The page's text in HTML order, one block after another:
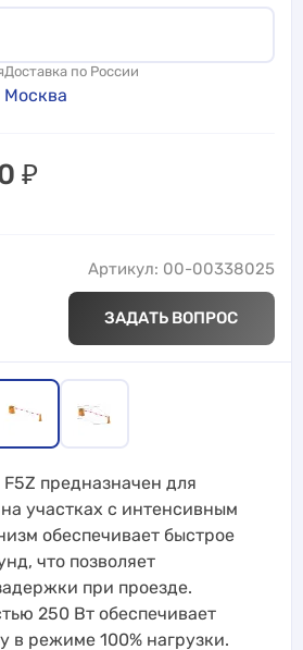
Доставка по России
Москва
₽
Артикул: 00-00338025
ЗАДАТЬ ВОПРОС
предназначен для
участках с интенсивным
обеспечивает быстрое
что позволяет
при проезде.
250 Вт обеспечивает
в режиме 100% нагрузки.